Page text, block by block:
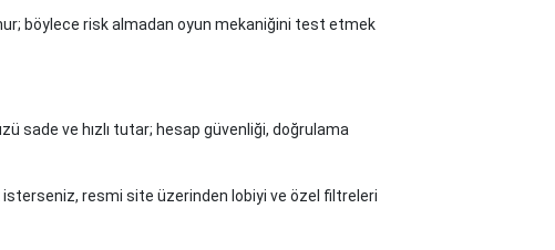
böylece risk almadan oyun mekaniğini test etmek
sade ve hızlı tutar; hesap güvenliği, doğrulama
resmi site üzerinden lobiyi ve özel filtreleri